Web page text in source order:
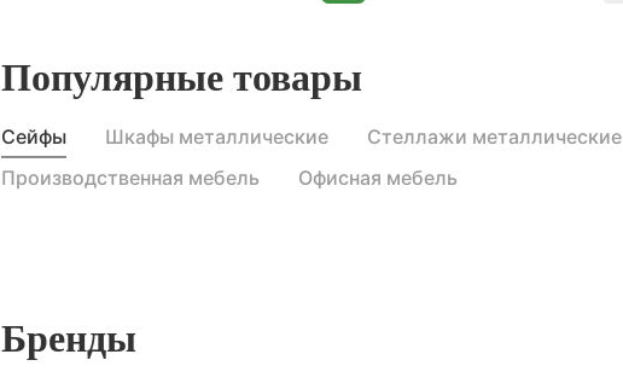
Популярные товары
Сейфы Шкафы металлические Стеллажи металлические
Производственная мебель
Офисная мебель
Бренды